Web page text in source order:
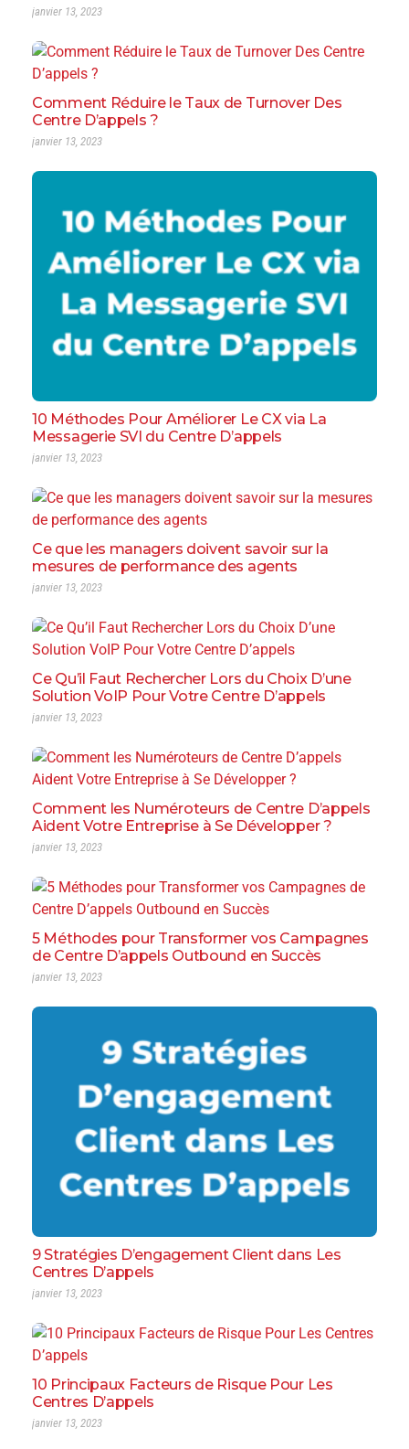
janvier 13, 2023
Comment Réduire le Taux de Turnover Des
Centre D’appels ?
janvier 13, 2023
10 Méthodes Pour Améliorer Le CX via La
Messagerie SVI du Centre D’appels
janvier 13, 2023
Ce que les managers doivent savoir sur la
mesures de performance des agents
janvier 13, 2023
Ce Qu’il Faut Rechercher Lors du Choix D’une
Solution VoIP Pour Votre Centre D’appels
janvier 13, 2023
Comment les Numéroteurs de Centre D’appels
Aident Votre Entreprise à Se Développer ?
janvier 13, 2023
5 Méthodes pour Transformer vos Campagnes
de Centre D’appels Outbound en Succès
janvier 13, 2023
9 Stratégies D’engagement Client dans Les
Centres D’appels
janvier 13, 2023
10 Principaux Facteurs de Risque Pour Les
Centres D’appels
janvier 13, 2023